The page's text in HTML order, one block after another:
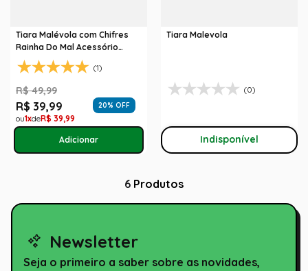
Tiara Malévola com Chifres
Rainha Do Mal Acessório
Halloween
(1)
R$ 49,99
R$ 39,99 20% OFF
1 R$ 39,99
Tiara Malevola
(0)
Indisponível
6 Produtos
Newsletter
Seja o primeiro a saber sobre as novidades,